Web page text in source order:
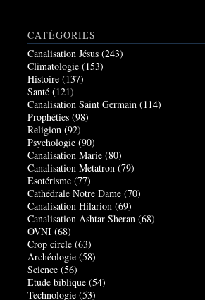
CATÉGORIES
Canalisation Jésus (243)
Climatologie (153)
Histoire (137)
Santé (121)
Canalisation Saint Germain (114)
Prophéties (98)
Religion (92)
Psychologie (90)
Canalisation Marie (80)
Canalisation Metatron (79)
Esotérisme (77)
Cathédrale Notre Dame (70)
Canalisation Hilarion (69)
Canalisation Ashtar Sheran (68)
OVNI (68)
Crop circle (63)
Archéologie (58)
Science (56)
Etude biblique (54)
Technologie (53)